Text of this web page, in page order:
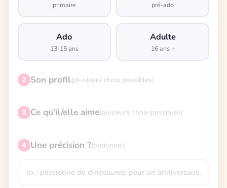
primaire pré-ado
Ado
13-15 ans
Adulte
16 ans +
2 Son profil(plusieurs choix possibles)
3 Ce qu'il/elle aime(plusieurs choix possibles)
4 Une précision ?(optionnel)